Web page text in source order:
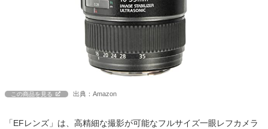
この商品を見る 出典：Amazon
「EFレンズ」は、高精細な撮影が可能なフルサイズ一眼レフカメラ